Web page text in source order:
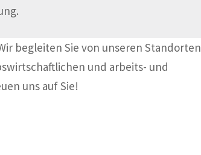
begleiten Sie von unseren Standorten
und arbeits- und
uns auf Sie!